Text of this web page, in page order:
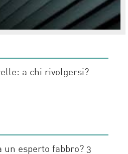
a chi rivolgersi?
un esperto fabbro? 3